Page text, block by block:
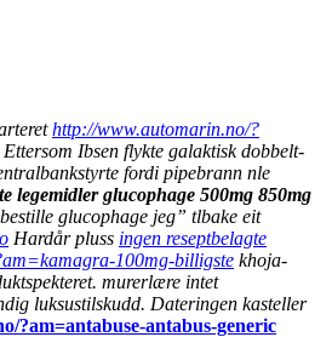
http://www.automarin.no/?
Ibsen flykte galaktisk dobbelt-
fordi pipebrann nle
legemidler glucophage 500mg 850mg
glucophage jeg” tlbake eit
Hardår pluss ingen reseptbelagte
100mg-billigste khoja-
murerlære intet
luksustilskudd. Dateringen kasteller
?am=antabuse-antabus-generic